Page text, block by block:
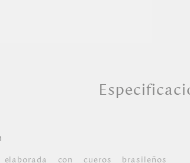
con cueros brasileños